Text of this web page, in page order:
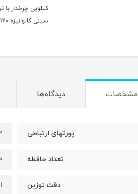
کیلویی چرخدار با
سینی گالوانیزه 120
مشخصات دیدگاه‌ها
پورتهای ارتباطی
تعداد حافظه
دقت توزین 1 کیلوگرم